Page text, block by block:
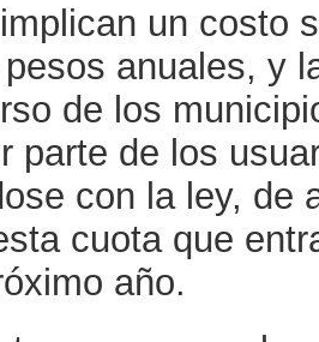
un costo
anuales, y
de los
parte de los
con la ley, de
cuota que
año.